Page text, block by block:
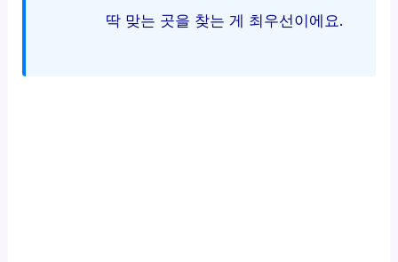
딱 맞는 곳을 찾는 게 최우선이에요.